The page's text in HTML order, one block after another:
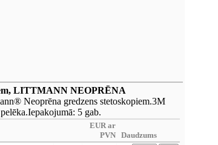
LITTMANN NEOPRĒNA
Neoprēna gredzens stetoskopiem.3M
5 gab.
EUR ar
PVN Daudzums